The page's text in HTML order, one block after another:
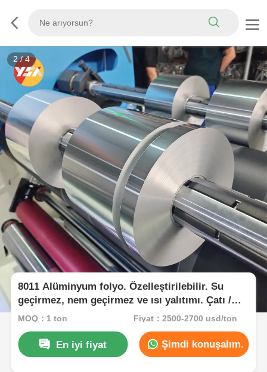
3/4
8011 Alüminyum folyo. Özelleştirilebilir. Su
geçirmez, nem geçirmez ve ısı yalıtımı. Çatı /
Duvar / HVAC Duc için.
MOQ：1 ton Fiyat：2500-2700 usd/ton
En iyi fiyat Şimdi konuşalım.